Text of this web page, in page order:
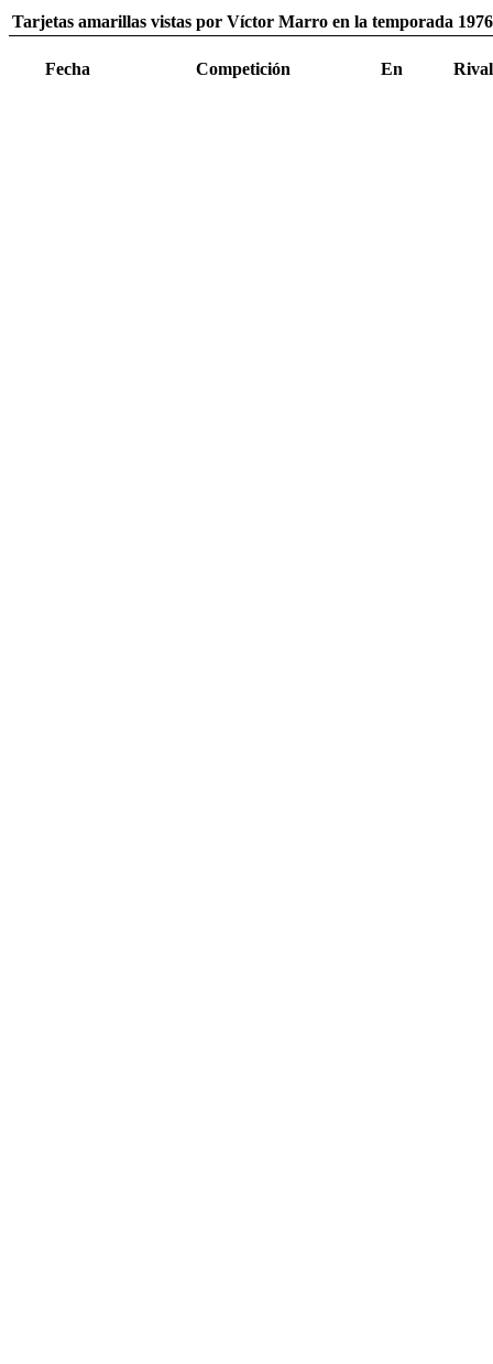
Tarjetas amarillas vistas por Víctor Marro en la temporada
Fecha Competición En Rival